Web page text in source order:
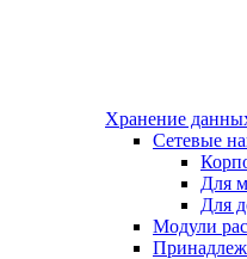
Хранение
Сетевые
Для
Для
Модули